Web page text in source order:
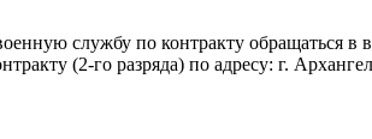
службу по контракту обращаться в
(2-го разряда) по адресу: г.